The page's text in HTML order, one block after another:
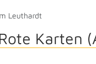
Leuthardt
Karten